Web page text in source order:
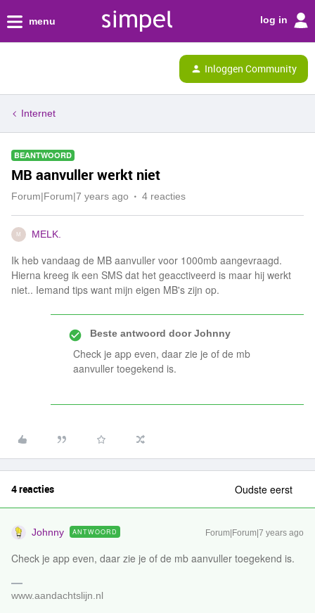
menu log in
Inloggen Community
Internet
BEANTWOORD
MB aanvuller werkt niet
Forum|Forum|7 years ago 4 reacties
M MELK.
Ik heb vandaag de MB aanvuller voor 1000mb aangevraagd.
Hierna kreeg ik een SMS dat het geacctiveerd is maar hij werkt
niet.. Iemand tips want mijn eigen MB's zijn op.
Beste antwoord doorJohnny
Check je app even, daar zie je of de mb
aanvuller toegekend is.
4 reacties Oudste eerst
Johnny ANTWOORD Forum|Forum|7 years ago
Check je app even, daar zie je of de mb aanvuller toegekend is.
www.aandachtslijn.nl